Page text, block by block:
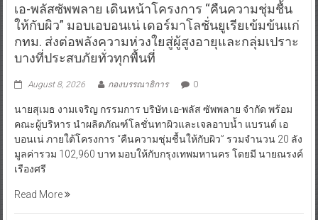
เอ-พลัสซัพพลาย เดินหน้าโครงการ “คืนความชุ่มชื้น
ให้กับผิว” มอบเอบอนเน่ เดอร์มาโลชั่นยูเรียเข้มข้นแก่
กทม. ส่งต่อพลังความห่วงใยสู่ผู้สูงอายุและกลุ่มเปราะ
บางที่ประสบภัยทั่วทุกพื้นที่
August 8, 2026 กองบรรณาธิการ 0
นายสุเมธ งามเจริญ กรรมการ บริษัท เอ-พลัส ซัพพลาย จำกัด พร้อม
คณะผู้บริหาร นำผลิตภัณฑ์โลชั่นทาผิวและเจลอาบน้ำ แบรนด์ เอ
บอนเน่ ภายใต้โครงการ “คืนความชุ่มชื้นให้กับผิว” รวมจำนวน 20 ลัง
มูลค่ารวม 102,960 บาท มอบให้กับกรุงเทพมหานคร โดยมี นายณรงค์
เรืองศรี
Read More